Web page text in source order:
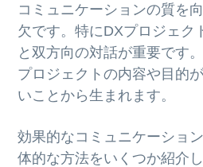
コミュニケーションの質を
欠です。特にDXプロジェク
と双方向の対話が重要です
プロジェクトの内容や目的
いことから生まれます。
効果的なコミュニケーショ
体的な方法をいくつか紹介し